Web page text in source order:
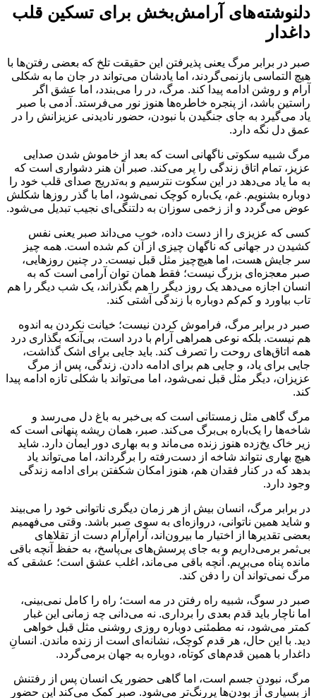
دلنوشته‌های آرامش‌بخش برای تسکین قلب
داغدار
صبر در برابر مرگ یعنی پذیرفتن این حقیقت تلخ که بعضی رفتن‌ها با
هیچ التماسی بازنمی‌گردند، اما یادشان می‌تواند در جان ما به شکلی
آرام و روشن ادامه پیدا کند. مرگ، در را می‌بندد، اما عشق اگر
راستین باشد، از پنجره خاطره‌ها هنوز نور می‌فرستد. آدمی با صبر
یاد می‌گیرد به جای جنگیدن با نبودن، حضور نادیدنی عزیزانش را در
عمق دل نگه دارد.
مرگ شبیه سکوتی ناگهانی است که بعد از خاموش شدن صدایی
عزیز، تمام اتاق زندگی را پر می‌کند. صبر آن هنر دشواری است که
به ما یاد می‌دهد در این سکوت نترسیم و به‌تدریج صدای قلب خود را
دوباره بشنویم. غم، یک‌باره کوچک نمی‌شود، اما با گذر روزها شکلش
عوض می‌گردد و از زخمی سوزان به دلتنگی‌ای نجیب تبدیل می‌شود.
کسی که عزیزی را از دست داده، خوب می‌داند صبر یعنی نفس
کشیدن در جهانی که ناگهان چیزی از آن کم شده است. همه چیز
سر جایش هست، اما هیچ‌چیز مثل قبل نیست. در چنین روزهایی،
صبر معجزه‌ای بزرگ نیست؛ فقط همان توان آرامی است که به
انسان اجازه می‌دهد یک روز دیگر را هم بگذراند، یک شب دیگر را هم
تاب بیاورد و کم‌کم دوباره با زندگی آشتی کند.
صبر در برابر مرگ، فراموش کردن نیست؛ خیانت نکردن به اندوه
هم نیست. بلکه نوعی همراهی آرام با درد است، بی‌آنکه بگذاری درد
همه اتاق‌های روحت را تصرف کند. باید جایی برای اشک گذاشت،
جایی برای یاد، و جایی هم برای ادامه دادن. زندگی، پس از مرگ
عزیزان، دیگر مثل قبل نمی‌شود، اما می‌تواند با شکلی تازه ادامه پیدا
کند.
مرگ گاهی مثل زمستانی است که بی‌خبر به باغ دل می‌رسد و
شاخه‌ها را یک‌باره بی‌برگ می‌کند. صبر، همان ریشه پنهانی است که
زیر خاک یخ‌زده هنوز زنده می‌ماند و به بهاری دور ایمان دارد. شاید
هیچ بهاری نتواند شاخه از دست‌رفته را برگرداند، اما می‌تواند یاد
بدهد که در کنار فقدان هم، هنوز امکان شکفتن برای ادامه زندگی
وجود دارد.
در برابر مرگ، انسان بیش از هر زمان دیگری ناتوانی خود را می‌بیند
و شاید همین ناتوانی، دروازه‌ای به سوی صبر باشد. وقتی می‌فهمیم
بعضی تقدیرها از اختیار ما بیرون‌اند، آرام‌آرام دست از تقلاهای
بی‌ثمر برمی‌داریم و به جای پرسش‌های بی‌پاسخ، به حفظ آنچه باقی
مانده پناه می‌بریم. آنچه باقی می‌ماند، اغلب عشق است؛ عشقی که
مرگ نمی‌تواند آن را دفن کند.
صبر در سوگ، شبیه راه رفتن در مه است؛ راه را کامل نمی‌بینی،
اما ناچار باید قدم بعدی را برداری. نه می‌دانی چه زمانی این غبار
کمتر می‌شود، نه مطمئنی دوباره روزی روشنی مثل قبل خواهی
دید. با این حال، هر قدم کوچک، نشانه‌ای است از زنده ماندن. انسانِ
داغدار با همین قدم‌های کوتاه، دوباره به جهان برمی‌گردد.
مرگ، نبودنِ جسم است، اما گاهی حضور یک انسان پس از رفتنش
از بسیاری از بودن‌ها پررنگ‌تر می‌شود. صبر کمک می‌کند این حضور